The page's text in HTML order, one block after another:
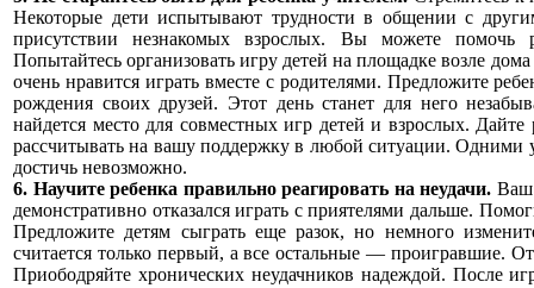
Некоторые дети испытывают трудности в общении с
присутствии незнакомых взрослых. Вы можете помочь
Попытайтесь организовать игру детей на площадке возле
очень нравится играть вместе с родителями. Предложите
рождения своих друзей. Этот день станет для него
найдется место для совместных игр детей и взрослых.
рассчитывать на вашу поддержку в любой ситуации. Одними
достичь невозможно.
6. Научите ребенка правильно реагировать на неудачи. Ваш
демонстративно отказался играть с приятелями дальше.
Предложите детям сыграть еще разок, но немного
считается только первый, а все остальные — проигравшие.
Приободряйте хронических неудачников надеждой. После